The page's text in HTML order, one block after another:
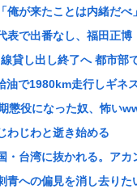
俺が来たことは内緒だ
表で出番なし、福田正
貸し出し終了へ 都市部
油で1980km走行しギネ
懲役になった奴、怖い
わじわと逝き始める
・台湾に抜かれる。アカ
青への偏見を消し去り